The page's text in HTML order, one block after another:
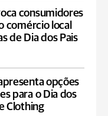
consumidores
comércio local
de Dia dos Pais
opções
para o Dia dos
Clothing